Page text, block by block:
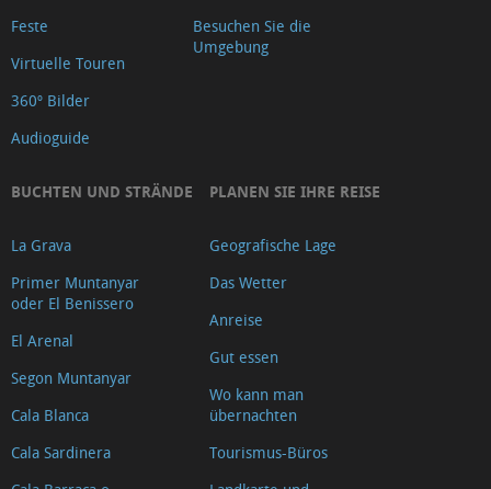
Feste
Virtuelle Touren
360º Bilder
Audioguide
Besuchen Sie die
Umgebung
BUCHTEN UND STRÄNDE
La Grava
Primer Muntanyar
oder El Benissero
El Arenal
Segon Muntanyar
Cala Blanca
Cala Sardinera
PLANEN SIE IHRE REISE
Geografische Lage
Das Wetter
Anreise
Gut essen
Wo kann man
übernachten
Tourismus-Büros